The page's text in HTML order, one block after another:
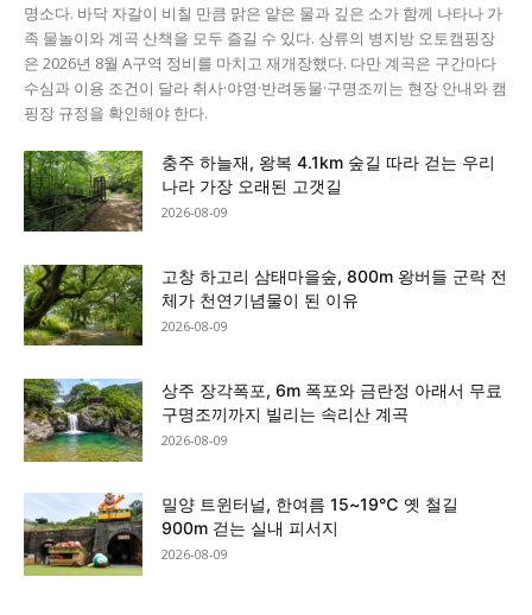
명소다. 바닥 자갈이 비칠 만큼 맑은 얕은 물과 깊은 소가 함께 나타나 가
족 물놀이와 계곡 산책을 모두 즐길 수 있다. 상류의 병지방 오토캠핑장
은 2026년 8월 A구역 정비를 마치고 재개장했다. 다만 계곡은 구간마다
수심과 이용 조건이 달라 취사·야영·반려동물·구명조끼는 현장 안내와 캠
핑장 규정을 확인해야 한다.
충주 하늘재, 왕복 4.1km 숲길 따라 걷는 우리
나라 가장 오래된 고갯길
2026-08-09
고창 하고리 삼태마을숲, 800m 왕버들 군락 전
체가 천연기념물이 된 이유
2026-08-09
상주 장각폭포, 6m 폭포와 금란정 아래서 무료
구명조끼까지 빌리는 속리산 계곡
2026-08-09
밀양 트윈터널, 한여름 15~19℃ 옛 철길
900m 걷는 실내 피서지
2026-08-09